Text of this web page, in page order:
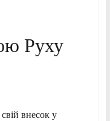
Руху
внесок у